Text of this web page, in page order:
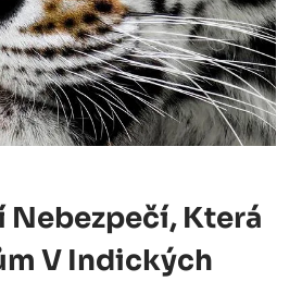
Nebezpečí, Která
V Indických